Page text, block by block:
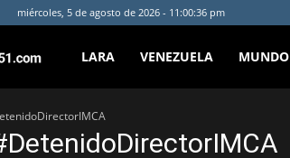
miércoles, 5 de agosto de 2026 - 11:00:36 pm
Noticias251
LARA VENEZUELA MUNDO